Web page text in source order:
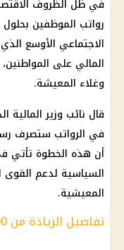
في ظل الظروف
الاجتماعي الأوسع
المالي على
وغلاء المعيشة.
قال نائب وزير المالية
أن هذه الخطوة تأتي
السياسية لدعم
المعيشية.
تفاصيل الزيادة من 1100 إلى 1600 جنيه شهريًا